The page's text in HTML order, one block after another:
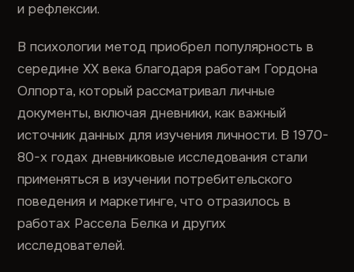
и рефлексии.
В психологии метод приобрел популярность в
середине XX века благодаря работам Гордона
Олпорта, который рассматривал личные
документы, включая дневники, как важный
источник данных для изучения личности. В 1970-
80-х годах дневниковые исследования стали
применяться в изучении потребительского
поведения и маркетинге, что отразилось в
работах Рассела Белка и других
исследователей.